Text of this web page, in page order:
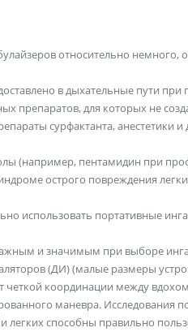
относительно немного,
в дыхательные пути
препаратов, для которых не
сурфактанта, анестетики и
(например, пентамидин при
острого повреждения
использовать портативные
и значимым при выборе
(ДИ) (малые размеры
четкой координации между
маневра. Исследования
способны правильно